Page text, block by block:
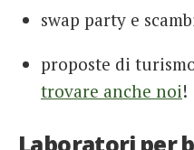
swap party e
proposte di
trovare anche noi!